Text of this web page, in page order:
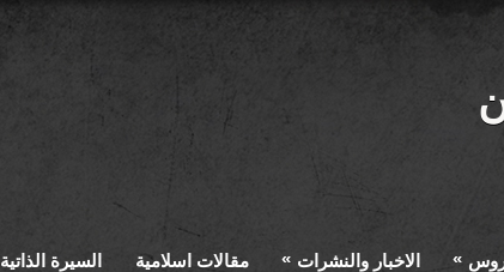
» الاخبار والنشرات » مقالات اسلامية السيرة الذاتية